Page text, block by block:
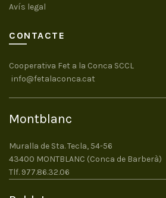
Avís legal
CONTACTE
Cooperativa Fet a la Conca SCCL
info@fetalaconca.cat
Montblanc
Muralla de Sta. Tecla, 54-56
43400 MONTBLANC (Conca de Barberà)
Tlf. 977.86.32.06